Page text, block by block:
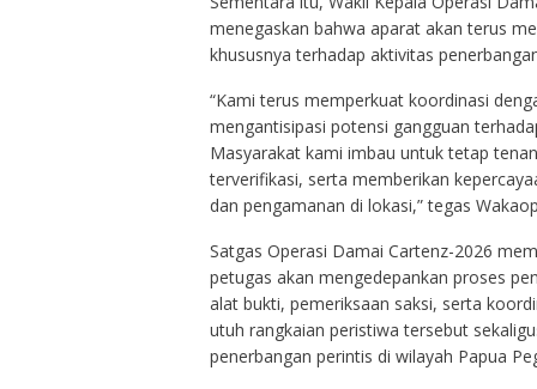
menegaskan bahwa aparat akan terus
khususnya terhadap aktivitas
“Kami terus memperkuat koordinasi
mengantisipasi potensi gangguan
Masyarakat kami imbau untuk tetap
terverifikasi, serta memberikan
dan pengamanan di lokasi,” tegas
Satgas Operasi Damai Cartenz-2026
petugas akan mengedepankan proses
alat bukti, pemeriksaan saksi, serta
utuh rangkaian peristiwa tersebut
penerbangan perintis di wilayah Papua